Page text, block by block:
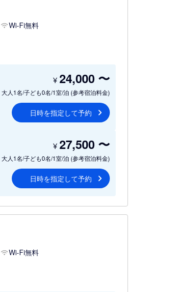
Wi-Fi無料
大人1名/子ども0名/1室/泊 (参考宿泊料金)
¥24,000 〜
日時を指定して予約
大人1名/子ども0名/1室/泊 (参考宿泊料金)
¥27,500 〜
日時を指定して予約
Wi-Fi無料